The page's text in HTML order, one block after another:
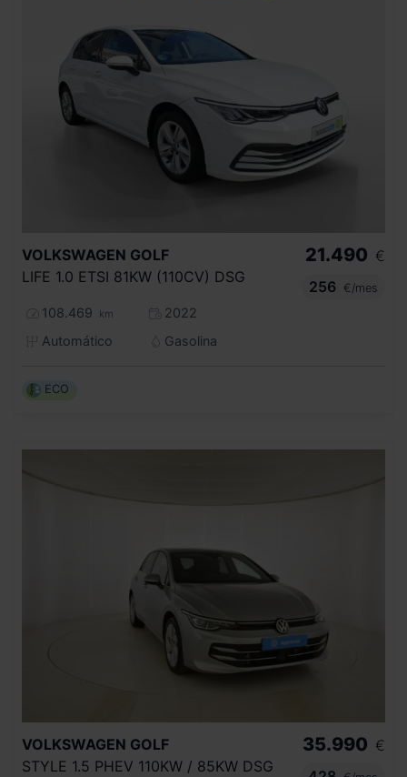
VOLKSWAGEN GOLF
LIFE 1.0 ETSI 81KW (110CV) DSG
108.469 km
2022
Automático
Gasolina
21.490 €
256
€/mes
ECO
VOLKSWAGEN GOLF
STYLE 1.5 PHEV 110KW / 85KW DSG
35.990 €